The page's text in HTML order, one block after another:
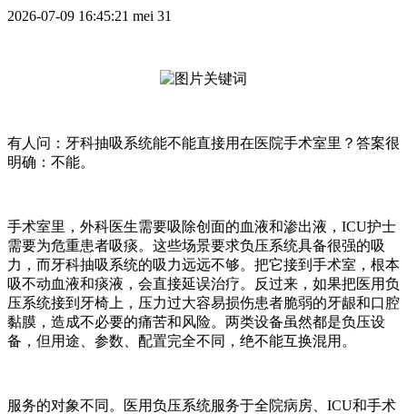
2026-07-09 16:45:21 mei 31
有人问：牙科抽吸系统能不能直接用在医院手术室里？答案很
明确：不能。
手术室里，外科医生需要吸除创面的血液和渗出液，ICU护士
需要为危重患者吸痰。这些场景要求负压系统具备很强的吸
力，而牙科抽吸系统的吸力远远不够。把它接到手术室，根本
吸不动血液和痰液，会直接延误治疗。反过来，如果把医用负
压系统接到牙椅上，压力过大容易损伤患者脆弱的牙龈和口腔
黏膜，造成不必要的痛苦和风险。两类设备虽然都是负压设
备，但用途、参数、配置完全不同，绝不能互换混用。
服务的对象不同。医用负压系统服务于全院病房、ICU和手术